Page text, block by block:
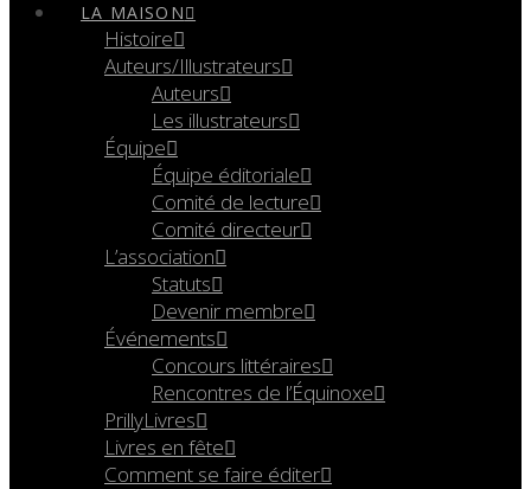
LA MAISON
Histoire
Auteurs/Illustrateurs
Auteurs
Les illustrateurs
Équipe
Équipe éditoriale
Comité de lecture
Comité directeur
L’association
Statuts
Devenir membre
Événements
Concours littéraires
Rencontres de l’Équinoxe
PrillyLivres
Livres en fête
Comment se faire éditer